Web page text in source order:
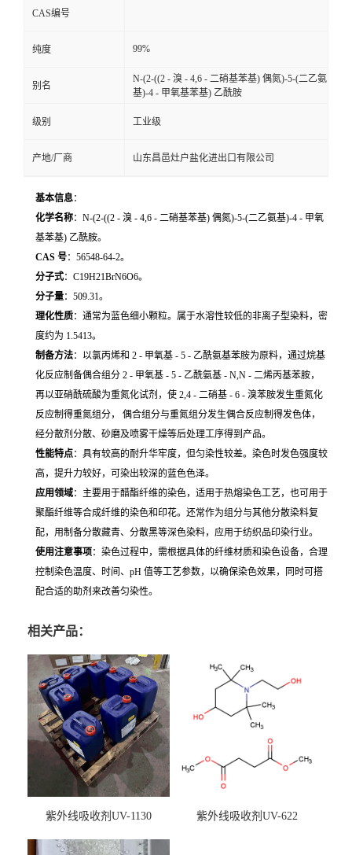
CAS编号
纯度 99%
别名
N-(2-((2 - 溴 - 4,6 - 二硝基苯基) 偶氮)-5-(二乙氨
基)-4 - 甲氧基苯基) 乙酰胺
级别 工业级
产地/厂商 山东昌邑灶户盐化进出口有限公司
基本信息：
化学名称：N-(2-((2 - 溴 - 4,6 - 二硝基苯基) 偶氮)-5-(二乙氨基)-4 - 甲氧
基苯基) 乙酰胺。
CAS 号：56548-64-2。
分子式：C19H21BrN6O6。
分子量：509.31。
理化性质：通常为蓝色细小颗粒。属于水溶性较低的非离子型染料，密
度约为 1.5413。
制备方法：以氯丙烯和 2 - 甲氧基 - 5 - 乙酰氨基苯胺为原料，通过烷基
化反应制备偶合组分 2 - 甲氧基 - 5 - 乙酰氨基 - N,N - 二烯丙基苯胺，
再以亚硝酰硫酸为重氮化试剂，使 2,4 - 二硝基 - 6 - 溴苯胺发生重氮化
反应制得重氮组分， 偶合组分与重氮组分发生偶合反应制得发色体，
经分散剂分散、砂磨及喷雾干燥等后处理工序得到产品。
性能特点：具有较高的耐升华牢度，但匀染性较差。染色时发色强度较
高，提升力较好，可染出较深的蓝色色泽。
应用领域：主要用于醋酯纤维的染色，适用于热熔染色工艺，也可用于
聚酯纤维等合成纤维的染色和印花。还常作为组分与其他分散染料复
配，用制备分散藏青、分散黑等深色染料，应用于纺织品印染行业。
使用注意事项：染色过程中，需根据具体的纤维材质和染色设备，合理
控制染色温度、时间、pH 值等工艺参数，以确保染色效果，同时可搭
配合适的助剂来改善匀染性。
相关产品：
紫外线吸收剂UV-1130 紫外线吸收剂UV-622